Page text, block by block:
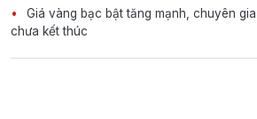
Giá vàng bạc bật tăng mạnh, chuyên
chưa kết thúc